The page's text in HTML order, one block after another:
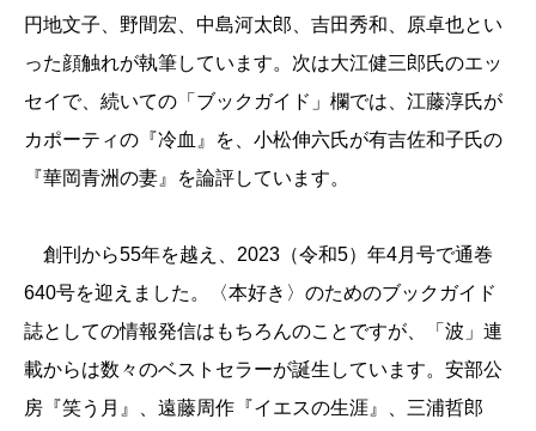
円地文子、野間宏、中島河太郎、吉田秀和、原卓也とい
った顔触れが執筆しています。次は大江健三郎氏のエッ
セイで、続いての「ブックガイド」欄では、江藤淳氏が
カポーティの『冷血』を、小松伸六氏が有吉佐和子氏の
『華岡青洲の妻』を論評しています。
創刊から55年を越え、2023（令和5）年4月号で通巻
640号を迎えました。〈本好き〉のためのブックガイド
誌としての情報発信はもちろんのことですが、「波」連
載からは数々のベストセラーが誕生しています。安部公
房『笑う月』、遠藤周作『イエスの生涯』、三浦哲郎